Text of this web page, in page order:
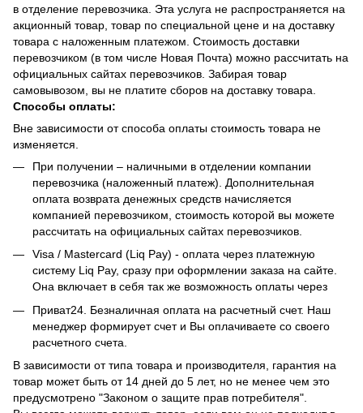
в отделение перевозчика. Эта услуга не распространяется на
акционный товар, товар по специальной цене и на доставку
товара с наложенным платежом. Стоимость доставки
перевозчиком (в том числе Новая Почта) можно рассчитать на
официальных сайтах перевозчиков. Забирая товар
самовывозом, вы не платите сборов на доставку товара.
Способы оплаты:
Вне зависимости от способа оплаты стоимость товара не
изменяется.
При получении – наличными в отделении компании
перевозчика (наложенный платеж). Дополнительная
оплата возврата денежных средств начисляется
компанией перевозчиком, стоимость которой вы можете
рассчитать на официальных сайтах перевозчиков.
Visa / Mastercard (Liq Pay) - оплата через платежную
систему Liq Pay, сразу при оформлении заказа на сайте.
Она включает в себя так же возможность оплаты через
Приват24. Безналичная оплата на расчетный счет. Наш
менеджер формирует счет и Вы оплачиваете со своего
расчетного счета.
В зависимости от типа товара и производителя, гарантия на
товар может быть от 14 дней до 5 лет, но не менее чем это
предусмотрено "Законом о защите прав потребителя".